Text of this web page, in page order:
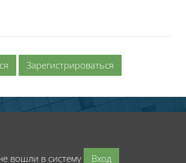
Зарегистрироваться
вошли в систему Вход